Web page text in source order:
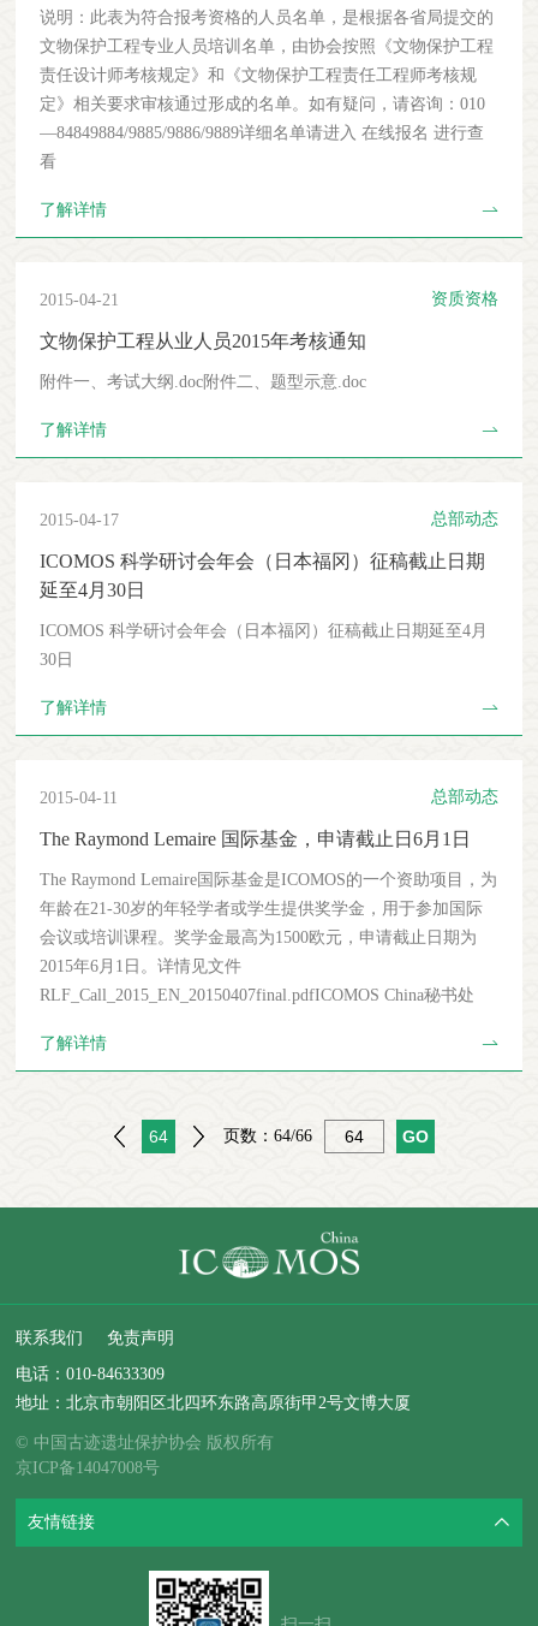
选择性别。7、选择报名类别（责任设计师或责任工程师之
一）。8、选择业务范围（不超过三项）。9、选择支付方式：
由公司支付还是由个人支付。10、点击确认核查提交信息的准
确性。如果信息有误，可点击右上角“返回上页更改信息”，回
到上页更改所填信息。11、如信息核准无误，则选择是否开具
发票。如选择开具发票，则系统弹出开具发票需要填写的信
息。填写相应信息后选择“确定”，弹出窗口将关闭。信息存入
会出具一张含总缴费金额的发票。12、点击“确定”后系统转入
入支付宝系统，可选择以下3种支付方式：a、支付宝账户余额
支付（直接输入支付密码即可完成支付）b、余额宝支付（直
号、选择所属银行，在支付宝系统内快捷支付或者跳转至相应
的网上银行进行支付操作）14、缴费成功后系统将转到报名缴
或打印我的准考证”可查看或打印准考证。准考证信息包含：
姓名、身份证号、照片、考核日期、考核地点等。五、报考人
员可随时登录协会网站查看自己准考证信息。六、逾期未按规
名缴费系统说明
说明：此表为符合报考资格的人员名单，是根据各省局提交的
文物保护工程专业人员培训名单，由协会按照《文物保护工程
责任设计师考核规定》和《文物保护工程责任工程师考核规
定》相关要求审核通过形成的名单。如有疑问，请咨询：010
—84849884/9885/9886/9889详细名单请进入 在线报名 进行查
看
了解详情
2015-04-21 资质资格
文物保护工程从业人员2015年考核通知
附件一、考试大纲.doc附件二、题型示意.doc
了解详情
2015-04-17 总部动态
ICOMOS 科学研讨会年会（日本福冈）征稿截止日期
延至4月30日
ICOMOS 科学研讨会年会（日本福冈）征稿截止日期延至4月
30日
了解详情
2015-04-11 总部动态
The Raymond Lemaire 国际基金，申请截止日6月1日
The Raymond Lemaire国际基金是ICOMOS的一个资助项目，为
年龄在21-30岁的年轻学者或学生提供奖学金，用于参加国际
会议或培训课程。奖学金最高为1500欧元，申请截止日期为
2015年6月1日。详情见文件
RLF_Call_2015_EN_20150407final.pdfICOMOS China秘书处
了解详情
64 页数：64/66
联系我们
免责声明
电话：010-84633309
地址：北京市朝阳区北四环东路高原街甲2号文博大厦
© 中国古迹遗址保护协会 版权所有
京ICP备14047008号
友情链接